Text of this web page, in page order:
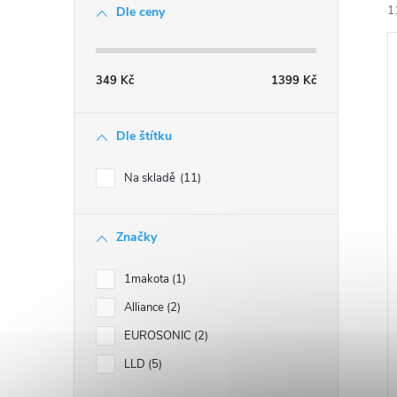
Dle ceny
349 Kč 1399 Kč
Dle štítku
Na skladě 11
Značky
1makota 1
Alliance 2
EUROSONIC 2
LLD 5